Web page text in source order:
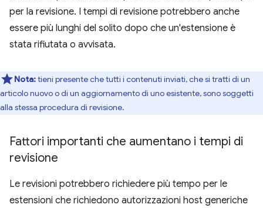
per la revisione. I tempi di revisione potrebbero anche
essere più lunghi del solito dopo che un'estensione è
stata rifiutata o avvisata.
Nota:tieni presente che tutti i contenuti inviati, che si tratti di un
articolo nuovo o di un aggiornamento di uno esistente, sono soggetti
alla stessa procedura di revisione.
Fattori importanti che aumentano i tempi di
revisione
Le revisioni potrebbero richiedere più tempo per le
estensioni che richiedono autorizzazioni host generiche